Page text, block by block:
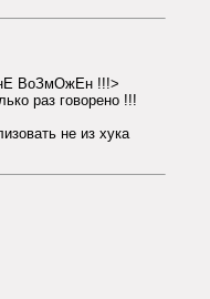
ВоЗмОжЕн !!!>
раз говорено !!!
не из хука